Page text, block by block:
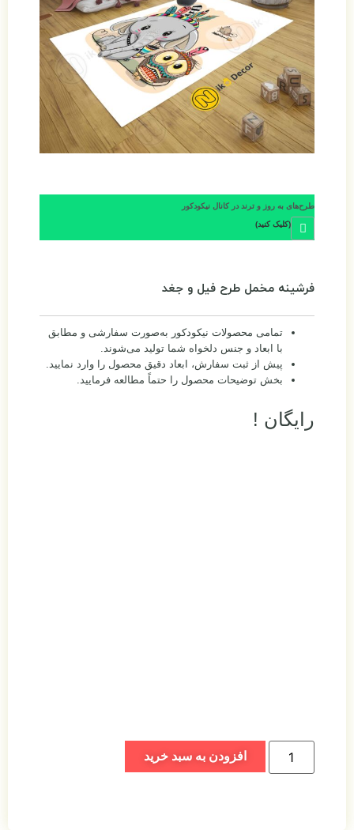
طرح‌های به روز و ترند در کانال نیکودکور
(کلیک کنید)
فرشینه مخمل طرح فیل و جغد
تمامی محصولات نیکودکور به‌صورت سفارشی و مطابق
با ابعاد و جنس دلخواه شما تولید می‌شوند.
پیش از ثبت سفارش، ابعاد دقیق محصول را وارد نمایید.
بخش توضیحات محصول را حتماً مطالعه فرمایید.
رایگان !
افزودن به سبد خرید